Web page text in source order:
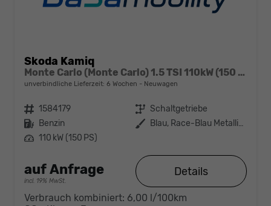
Skoda Kamiq
Monte Carlo (Monte Carlo) 1.5 TSI 110kW (150 PS) 6-Gang Schaltgetriebe
unverbindliche Lieferzeit: 6 Wochen Neuwagen
Fahrzeugnr. 1584179 Getriebe Schaltgetriebe
Kraftstoff Benzin Außenfarbe
Blau, Race-Blau Metallic (8X)
Leistung 110 kW (150 PS)
auf Anfrage
incl. 19% MwSt.
Details
Verbrauch kombiniert: 6,00 l/100km